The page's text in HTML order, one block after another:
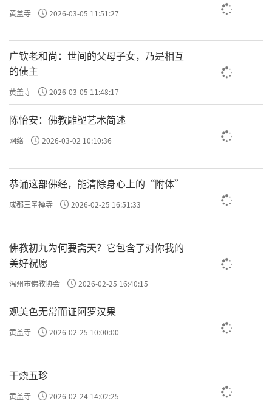
黄盖寺 2026-03-05 11:51:27
广钦老和尚：世间的父母子女，乃是相互
的债主
黄盖寺 2026-03-05 11:48:17
陈怡安：佛教雕塑艺术简述
网络 2026-03-02 10:10:36
恭诵这部佛经，能清除身心上的“附体”
成都三圣禅寺 2026-02-25 16:51:33
佛教初九为何要斋天？它包含了对你我的
美好祝愿
温州市佛教协会 2026-02-25 16:40:15
观美色无常而证阿罗汉果
黄盖寺 2026-02-25 10:00:00
干烧五珍
黄盖寺 2026-02-24 14:02:25